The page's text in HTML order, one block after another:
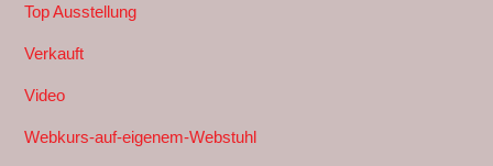
Top Ausstellung
Verkauft
Video
Webkurs-auf-eigenem-Webstuhl